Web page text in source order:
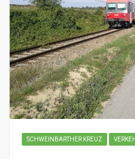
SCHWEINBARTHER KREUZ